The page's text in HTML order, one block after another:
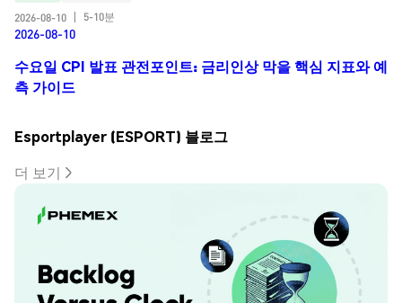
2026-08-10
5-10분
2026-08-10
수요일 CPI 발표 관전포인트: 금리인상 막을 핵심 지표와 예
측 가이드
Esportplayer (ESPORT) 블로그
더 보기